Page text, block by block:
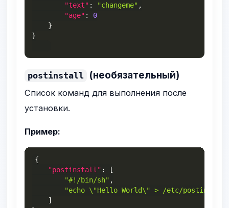
"text" : "changeme" ,
"age" :
0
}
}
postinstall (необязательный)
Список команд для выполнения после
установки.
Пример:
{
"postinstall" :
[
"#!/bin/sh" ,
"echo \"Hello World\" > /etc/
]